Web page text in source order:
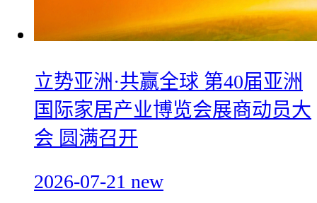
立势亚洲·共赢全球 第40届亚洲
国际家居产业博览会展商动员大
会 圆满召开
2026-07-21 new